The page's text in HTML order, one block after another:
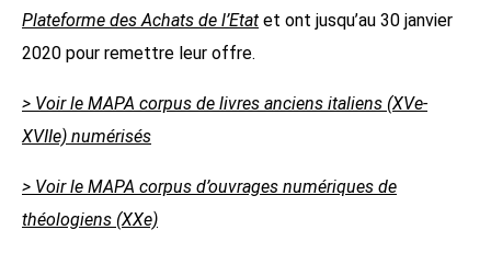
Plateforme des Achats de l’Etat et ont jusqu’au 30 janvier
2020 pour remettre leur offre.
> Voir le MAPA corpus de livres anciens italiens (XVe-
XVIIe) numérisés
> Voir le MAPA corpus d’ouvrages numériques de
théologiens (XXe)